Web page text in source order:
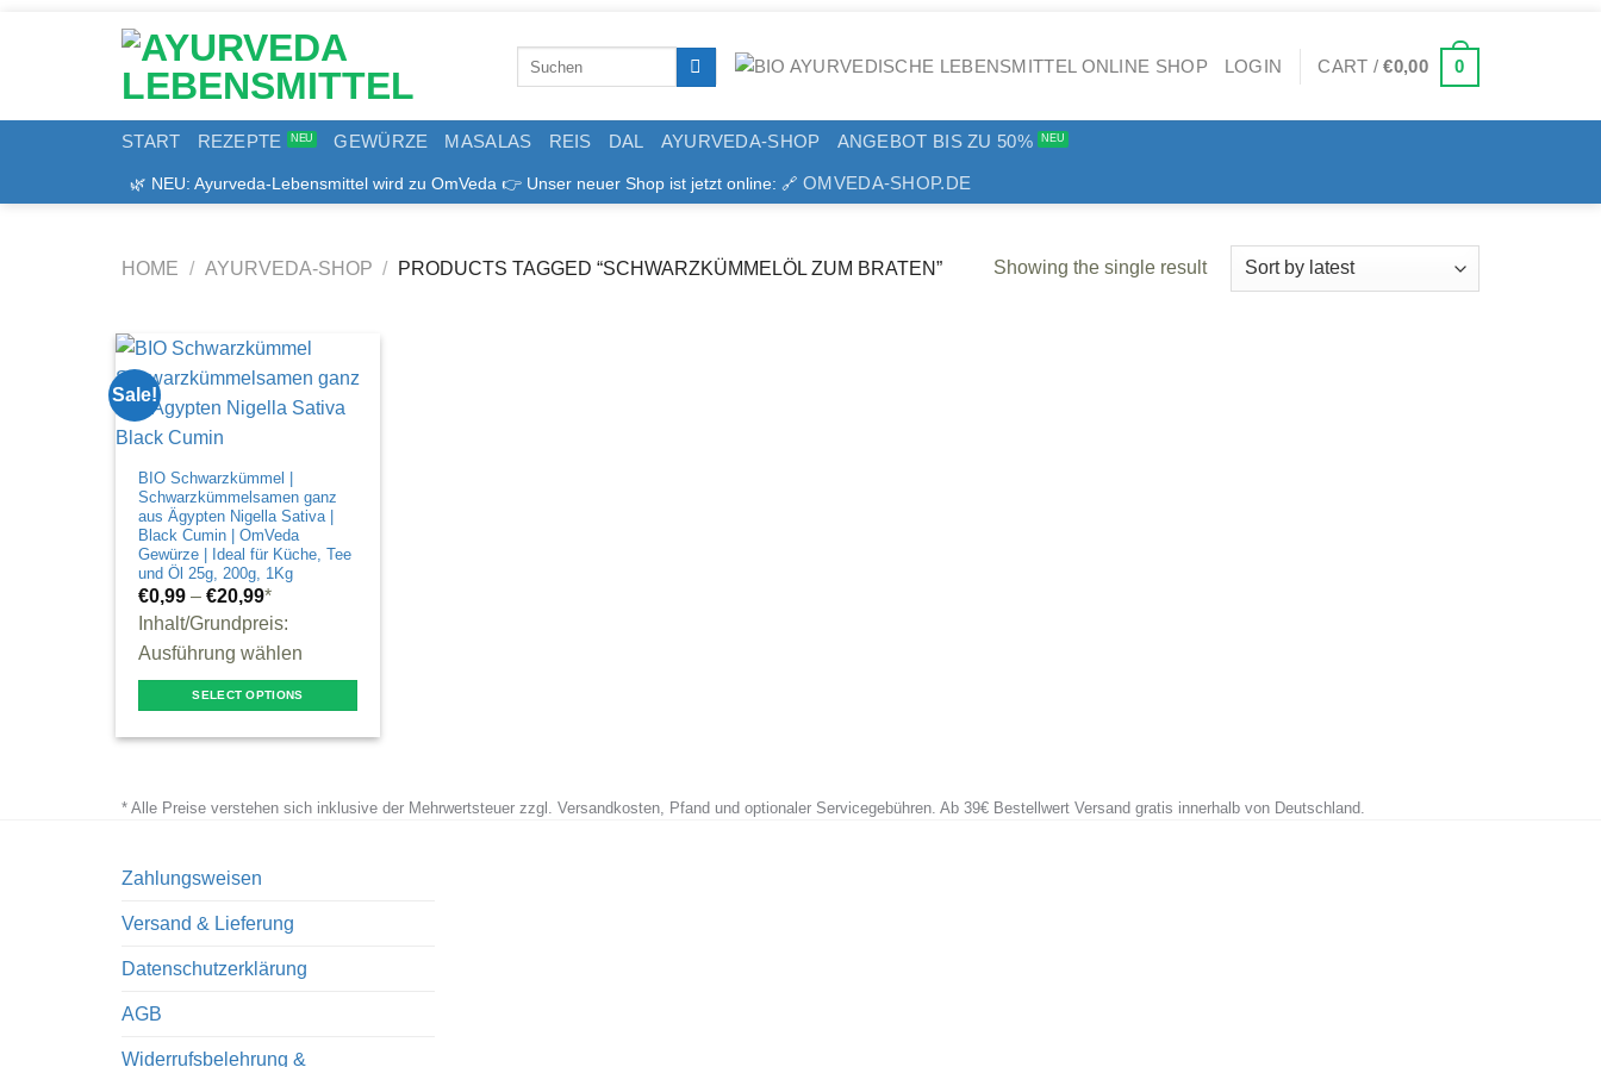
LOGIN CART /€0,00 0
START REZEPTE GEWÜRZE MASALAS REIS DAL AYURVEDA-SHOP ANGEBOT BIS ZU 50%
🌿 NEU: Ayurveda-Lebensmittel wird zu OmVeda 👉 Unser neuer Shop ist jetzt online: 🔗 OMVEDA-SHOP.DE
HOME / AYURVEDA-SHOP / PRODUCTS TAGGED “SCHWARZKÜMMELÖL ZUM BRATEN” Showing the single result
Sale!
BIO Schwarzkümmel |
Schwarzkümmelsamen ganz
aus Ägypten Nigella Sativa |
Black Cumin | OmVeda
Gewürze | Ideal für Küche, Tee
und Öl 25g, 200g, 1Kg
€0,99 –€20,99*
Inhalt/Grundpreis:
Ausführung wählen
SELECT OPTIONS
multiple
The
may
be
on
the
* Alle Preise verstehen sich inklusive der Mehrwertsteuer zzgl. Versandkosten, Pfand und optionaler Servicegebühren. Ab 39€ Bestellwert Versand gratis innerhalb von Deutschland.
Zahlungsweisen
Versand & Lieferung
Datenschutzerklärung
AGB
Widerrufsbelehrung &